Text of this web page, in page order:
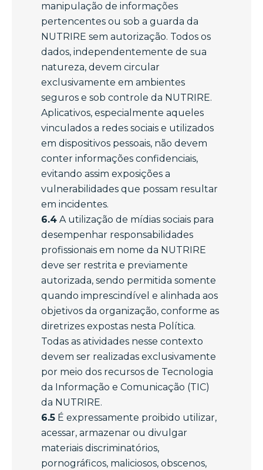
manipulação de informações
pertencentes ou sob a guarda da
NUTRIRE sem autorização. Todos os
dados, independentemente de sua
natureza, devem circular
exclusivamente em ambientes
seguros e sob controle da NUTRIRE.
Aplicativos, especialmente aqueles
vinculados a redes sociais e utilizados
em dispositivos pessoais, não devem
conter informações confidenciais,
evitando assim exposições a
vulnerabilidades que possam resultar
em incidentes.
6.4 A utilização de mídias sociais para
desempenhar responsabilidades
profissionais em nome da NUTRIRE
deve ser restrita e previamente
autorizada, sendo permitida somente
quando imprescindível e alinhada aos
objetivos da organização, conforme as
diretrizes expostas nesta Política.
Todas as atividades nesse contexto
devem ser realizadas exclusivamente
por meio dos recursos de Tecnologia
da Informação e Comunicação (TIC)
da NUTRIRE.
6.5 É expressamente proibido utilizar,
acessar, armazenar ou divulgar
materiais discriminatórios,
pornográficos, maliciosos, obscenos,